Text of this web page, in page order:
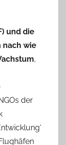
und die
nach wie
,
der